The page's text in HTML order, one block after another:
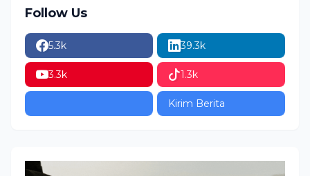
Follow Us
5.3k 39.3k
3.3k 1.3k
Kirim Berita